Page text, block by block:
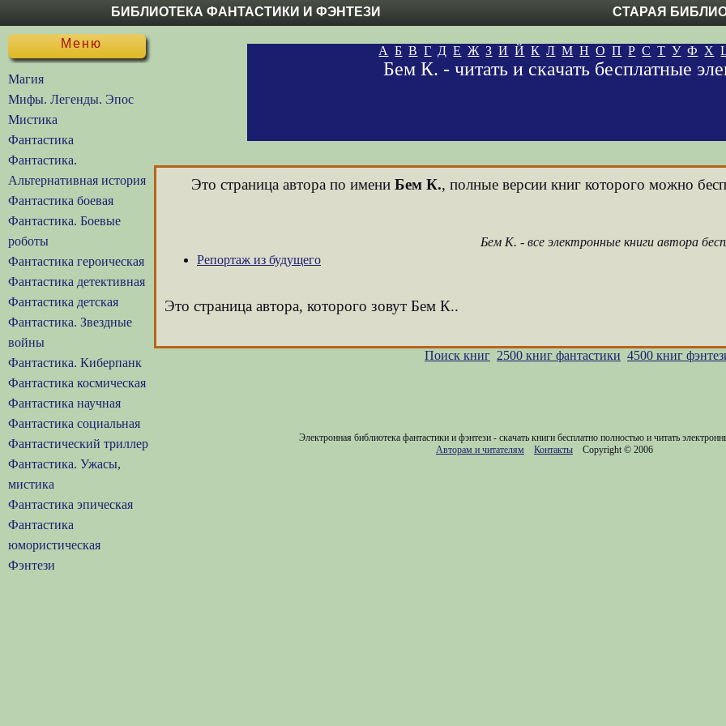
БИБЛИОТЕКА ФАНТАСТИКИ И ФЭНТЕЗИ СТАРАЯ
Меню
Магия
Мифы. Легенды. Эпос
Мистика
Фантастика
Фантастика.
Альтернативная история
Фантастика боевая
Фантастика. Боевые
роботы
Фантастика героическая
Фантастика детективная
Фантастика детская
Фантастика. Звездные
войны
Фантастика. Киберпанк
Фантастика космическая
Фантастика научная
Фантастика социальная
Фантастический триллер
Фантастика. Ужасы,
мистика
Фантастика эпическая
Фантастика
юмористическая
Фэнтези
А Б В Г Д Е Ж З И Й К Л М Н О П Р С Т У Ф Х
Бем К. - читать и скачать бесплатные
Это страница автора по имени Бем К., полные версии книг которого можно
Бем К. - все электронные книги автора
Репортаж из будущего
Это страница автора, которого зовут Бем К..
Поиск книг 2500 книг фантастики 4500 книг
Электронная библиотека фантастики и фэнтези - скачать книги бесплатно полностью и читать
Авторам и читателям
Контакты Copyright © 2006